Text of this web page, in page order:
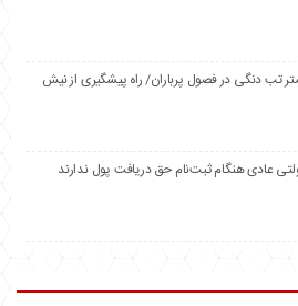
تب دنگی در فصول پرباران/ راه پیشگیری از نیش
عادی هنگام ثبت‌نام حق دریافت پول ندارند